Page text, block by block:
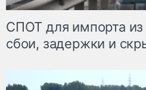
СПОТ для импорта
сбои, задержки и